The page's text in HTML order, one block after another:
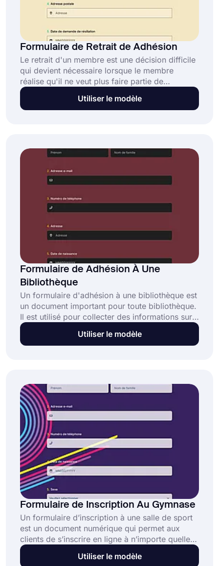
Formulaire de Retrait de Adhésion
Le retrait d'un membre est une décision difficile
qui devient nécessaire lorsque le membre
réalise qu'il ne veut plus faire partie de
l'organisation. Ce formulaire de retrait
d'adhésion peut être utilisé par les membres qui
retrait rapidement et efficacement.
Utiliser le modèle
Formulaire de Adhésion À Une
Bibliothèque
Un formulaire d'adhésion à une bibliothèque est
un document important pour toute bibliothèque.
Il est utilisé pour collecter des informations sur
la personne qui s'inscrit à une carte de
bibliothèque, notamment son nom, son adresse
et vous aide à créer votre formulaire en ligne
plus rapidement.
Utiliser le modèle
Formulaire de Inscription Au Gymnase
Un formulaire d’inscription à une salle de sport
est un document numérique qui permet aux
clients de s’inscrire en ligne à n’importe quelle
salle de sport. Au lieu d'un contact direct, vos
clients peuvent contacter votre salle de sport en
Utiliser le modèle